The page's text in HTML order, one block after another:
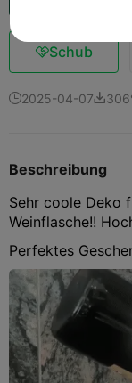
Schub
2025-04-07306
Beschreibung
Sehr coole Deko
Weinflasche!!
Perfektes